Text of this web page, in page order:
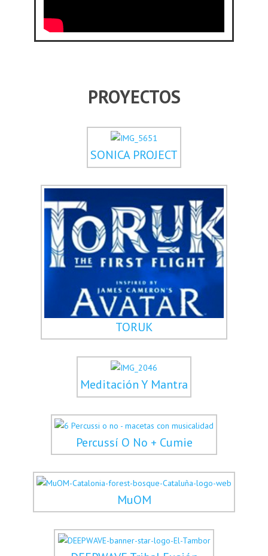
PROYECTOS
SONICA PROJECT
TORUK
Meditación Y Mantra
Percussí O No + Cumie
MuOM